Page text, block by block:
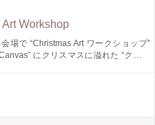
Art Workshop
場で “Christmas Art ワークショップ”
にクリスマスに溢れた “クリス
ワイイ物がお好きならぜひこの機会に